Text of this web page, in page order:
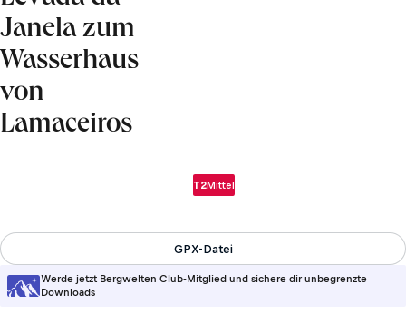
Janela zum
Wasserhaus
von
Lamaceiros
T2Mittel
Werde jetzt Bergwelten Club-Mitglied und sichere dir unbegrenzte
Downloads
GPX-Datei